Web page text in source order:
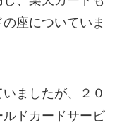
座についていま
ましたが、２０
ドカードサービ